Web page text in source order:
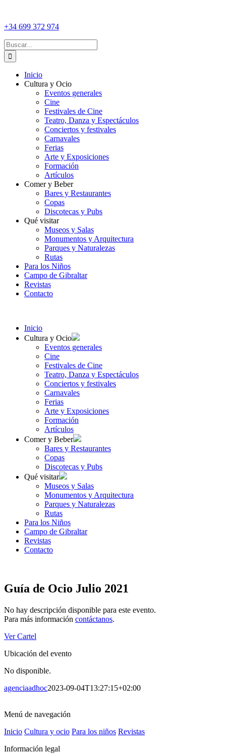
+34 699 372 974
Buscar:
Inicio
Cultura y Ocio
Eventos generales
Cine
Festivales de Cine
Teatro, Danza y Espectáculos
Conciertos y festivales
Carnavales
Ferias
Arte y Exposiciones
Formación
Artículos
Comer y Beber
Bares y Restaurantes
Copas
Discotecas y Pubs
Qué visitar
Museos y Salas
Monumentos y Arquitectura
Parques y Naturalezas
Rutas
Para los Niños
Campo de Gibraltar
Revistas
Contacto
Inicio
Cultura y Ocio
Eventos generales
Cine
Festivales de Cine
Teatro, Danza y Espectáculos
Conciertos y festivales
Carnavales
Ferias
Arte y Exposiciones
Formación
Artículos
Comer y Beber
Bares y Restaurantes
Copas
Discotecas y Pubs
Qué visitar
Museos y Salas
Monumentos y Arquitectura
Parques y Naturalezas
Rutas
Para los Niños
Campo de Gibraltar
Revistas
Contacto
Guía de Ocio Julio 2021
No hay descripción disponible para este evento.
Para más información contáctanos.
Ver Cartel
Ubicación del evento
No disponible.
agenciaadhoc2023-09-04T13:27:15+02:00
Menú de navegación
Inicio Cultura y ocio Para los niños Revistas
Información legal